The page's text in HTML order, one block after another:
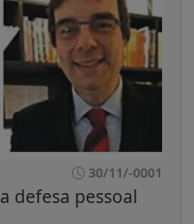
30/11/-0001
defesa pessoal